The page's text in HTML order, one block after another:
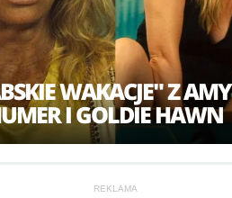
WAKACJE" Z AMY
I GOLDIE HAWN
REKLAMA